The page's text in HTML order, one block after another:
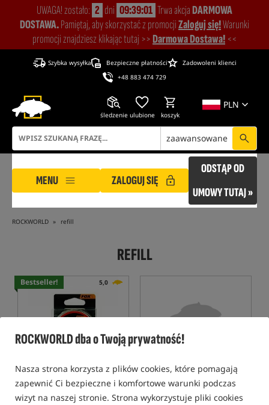
ROCKWORLD dba o Twoją prywatność!
Nasza strona korzysta z plików cookies, które pomagają
zapewnić Ci bezpieczne i komfortowe warunki podczas
wizyt na naszej stronie. Strona wykorzystuje pliki cookies
UWAGA! zostało: 2 dni 09:39:01 Trwa akcjaDARMOWA
DOSTAWA.Pamiętaj, aby skorzystać z promocjiZaloguj się!Warunki
promocji znajdziesz klikając tutaj >>Darmowa Dostawa! <<
Szybka wysyłka Bezpieczne płatności
Zadowoleni klienci
+48 883 474 729
PLN
śledzenie ulubione koszyk
zaawansowane
MENU ZALOGUJ SIĘ
ODSTĄP OD
UMOWY TUTAJ »
ROCKWORLD refill
REFILL
Bestseller! 5,0
Fox Edges PVA Mesh
System - Slow Melt Refill
Siatka zapasowa PVA
RidgeMonkey CoZee
Compact Toilet Bags Refill
Pack
Worki do toalety turystycznej RidgeMonkey CoZee Compact 5 szt